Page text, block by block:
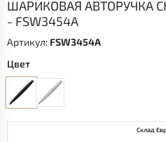
ШАРИКОВАЯ АВТОРУЧКА
- FSW3454A
Артикул: FSW3454A
Цвет
Склад